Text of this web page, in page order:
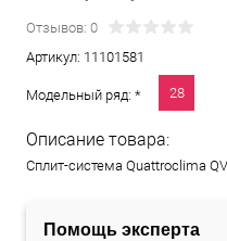
Отзывов: 0
Артикул: 11101581
Модельный ряд: * 28
Описание товара:
Сплит-система Quattroclima
Помощь эксперта